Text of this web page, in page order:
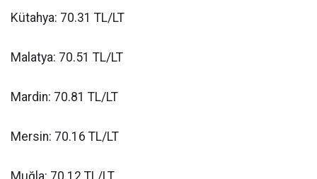
Kütahya: 70.31 TL/LT
Malatya: 70.51 TL/LT
Mardin: 70.81 TL/LT
Mersin: 70.16 TL/LT
Muğla: 70.12 TL/LT